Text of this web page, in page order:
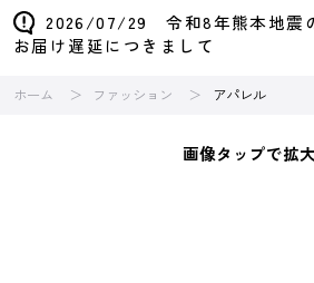
2026/07/29 令和8年熊本地震
お届け遅延につきまして
ホーム ファッション アパレル
画像タップで拡大